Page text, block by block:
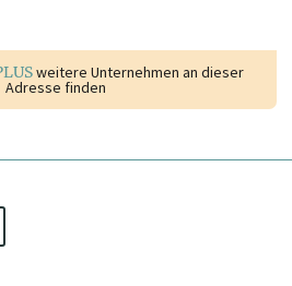
weitere Unternehmen an dieser
Adresse finden